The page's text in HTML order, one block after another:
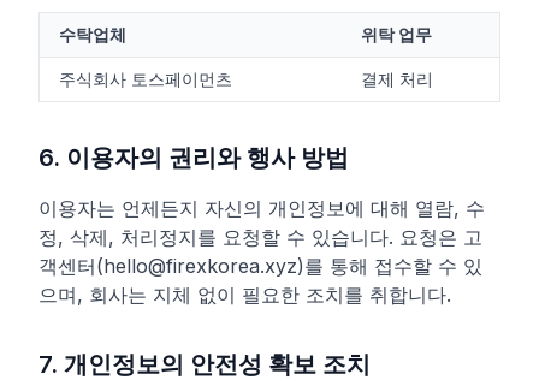
수탁업체 위탁 업무
주식회사 토스페이먼츠 결제 처리
6. 이용자의 권리와 행사 방법
이용자는 언제든지 자신의 개인정보에 대해 열람, 수
정, 삭제, 처리정지를 요청할 수 있습니다. 요청은 고
객센터(hello@firexkorea.xyz)를 통해 접수할 수 있
으며, 회사는 지체 없이 필요한 조치를 취합니다.
7. 개인정보의 안전성 확보 조치